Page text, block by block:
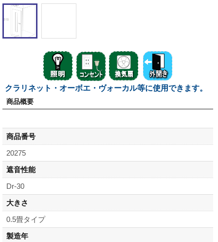
クラリネット・オーボエ・ヴォーカル等に使用できます。
商品概要
商品番号
20275
遮音性能
Dr-30
大きさ
0.5畳タイプ
製造年